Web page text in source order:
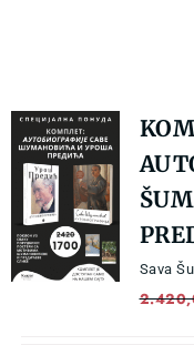
GIFT
VESTI
O NAMA Sava